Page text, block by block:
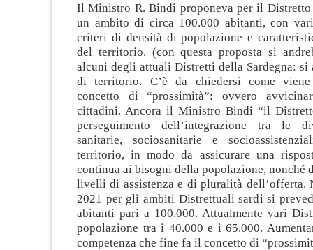
Il Ministro R. Bindi proponeva per il Distretto
un ambito di circa 100.000 abitanti, con
criteri di densità di popolazione e
del territorio. (con questa proposta si
alcuni degli attuali Distretti della Sardegna: si
di territorio. C’è da chiedersi come
concetto di “prossimità”: ovvero
cittadini. Ancora il Ministro Bindi “il
perseguimento dell’integrazione tra le
sanitarie, sociosanitarie e
territorio, in modo da assicurare una
continua ai bisogni della popolazione, nonché
livelli di assistenza e di pluralità dell’offerta.
2021 per gli ambiti Distrettuali sardi si
abitanti pari a 100.000. Attualmente vari
popolazione tra i 40.000 e i 65.000.
competenza che fine fa il concetto di